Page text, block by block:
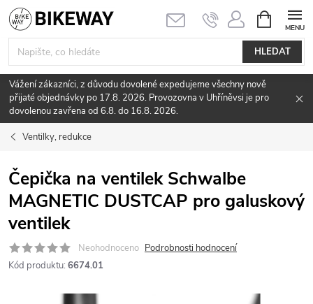
Přejít
na
obsah
HLEDAT
NÁKUPNÍ
KOŠÍK
Vážení zákazníci, z důvodu dovolené expedujeme všechny nově
přijaté objednávky po 17.8. 2026. Provozovna v Uhříněvsi je pro
dovolenou zavřena od 6.8. do 16.8. 2026.
Ventilky, redukce
Čepička na ventilek Schwalbe
MAGNETIC DUSTCAP pro galuskový
ventilek
Neohodnoceno Podrobnosti hodnocení
Kód produktu: 6674.01